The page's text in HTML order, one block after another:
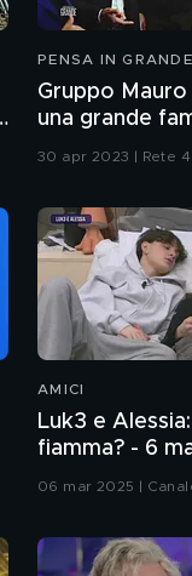
PENSA IN GRANDE
Gruppo Mauro
una grande
30 apr 2023 | Rete 4
AMICI
Luk3 e
fiamma? - 6
06 mar 2025 |